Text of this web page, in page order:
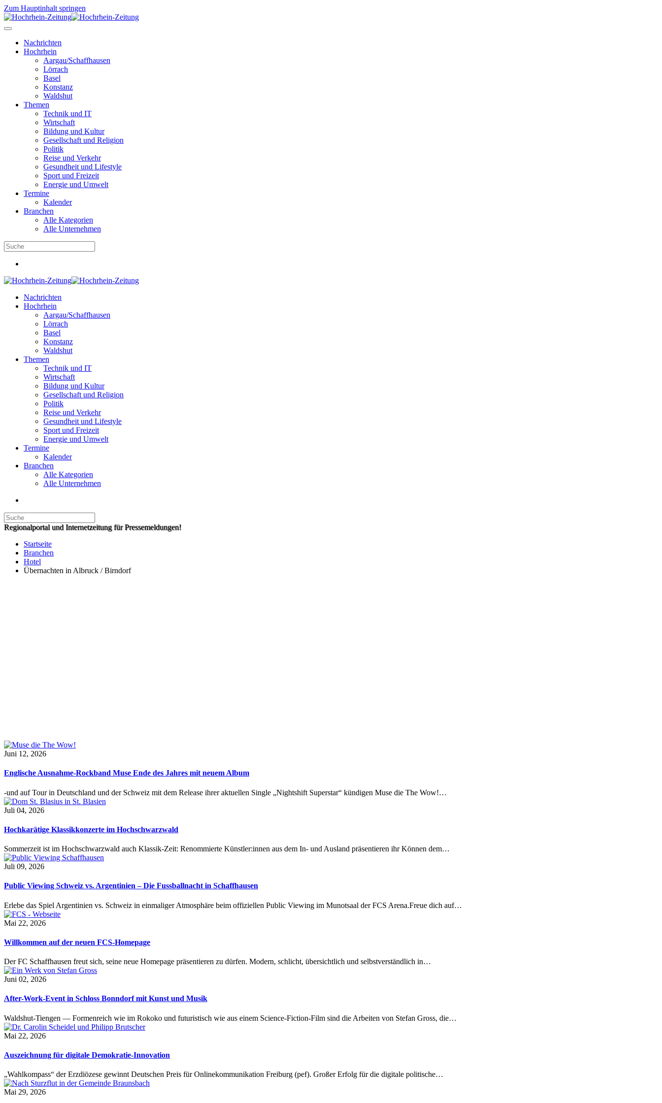
Zum Hauptinhalt springen
Nachrichten
Hochrhein
Aargau/Schaffhausen
Lörrach
Basel
Konstanz
Waldshut
Themen
Technik und IT
Wirtschaft
Bildung und Kultur
Gesellschaft und Religion
Politik
Reise und Verkehr
Gesundheit und Lifestyle
Sport und Freizeit
Energie und Umwelt
Termine
Kalender
Branchen
Alle Kategorien
Alle Unternehmen
Nachrichten
Hochrhein
Aargau/Schaffhausen
Lörrach
Basel
Konstanz
Waldshut
Themen
Technik und IT
Wirtschaft
Bildung und Kultur
Gesellschaft und Religion
Politik
Reise und Verkehr
Gesundheit und Lifestyle
Sport und Freizeit
Energie und Umwelt
Termine
Kalender
Branchen
Alle Kategorien
Alle Unternehmen
Regionalportal und Internetzeitung für Pressemeldungen!
Startseite
Branchen
Hotel
Übernachten in Albruck / Birndorf
Juni 12, 2026
Englische Ausnahme-Rockband Muse Ende des Jahres mit neuem Album
-und auf Tour in Deutschland und der Schweiz mit dem Release ihrer aktuellen Single „Nightshift Superstar“ kündigen Muse die The Wow!…
Juli 04, 2026
Hochkarätige Klassikkonzerte im Hochschwarzwald
Sommerzeit ist im Hochschwarzwald auch Klassik-Zeit: Renommierte Künstler:innen aus dem In- und Ausland präsentieren ihr Können dem…
Juli 09, 2026
Public Viewing Schweiz vs. Argentinien – Die Fussballnacht in Schaffhausen
Erlebe das Spiel Argentinien vs. Schweiz in einmaliger Atmosphäre beim offiziellen Public Viewing im Munotsaal der FCS Arena.Freue dich auf…
Mai 22, 2026
Willkommen auf der neuen FCS-Homepage
Der FC Schaffhausen freut sich, seine neue Homepage präsentieren zu dürfen. Modern, schlicht, übersichtlich und selbstverständlich in…
Juni 02, 2026
After-Work-Event in Schloss Bonndorf mit Kunst und Musik
Waldshut-Tiengen — Formenreich wie im Rokoko und futuristisch wie aus einem Science-Fiction-Film sind die Arbeiten von Stefan Gross, die…
Mai 22, 2026
Auszeichnung für digitale Demokratie-Innovation
„Wahlkompass“ der Erzdiözese gewinnt Deutschen Preis für Onlinekommunikation Freiburg (pef). Großer Erfolg für die digitale politische…
Mai 29, 2026